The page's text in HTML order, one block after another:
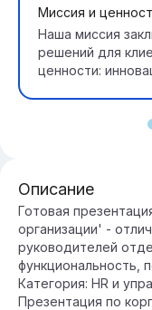
Миссия и
Наша миссия
решений для
ценности:
Описание
Готовая
организации' -
руководителей
функциональность,
Категория: HR и
Презентация по